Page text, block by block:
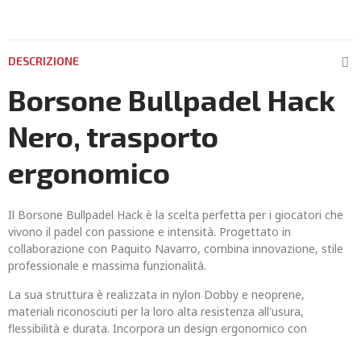
DESCRIZIONE
Borsone Bullpadel Hack
Nero, trasporto
ergonomico
Il Borsone Bullpadel Hack è la scelta perfetta per i giocatori che
vivono il padel con passione e intensità. Progettato in
collaborazione con Paquito Navarro, combina innovazione, stile
professionale e massima funzionalità.
La sua struttura è realizzata in nylon Dobby e neoprene,
materiali riconosciuti per la loro alta resistenza all'usura,
flessibilità e durata. Incorpora un design ergonomico con